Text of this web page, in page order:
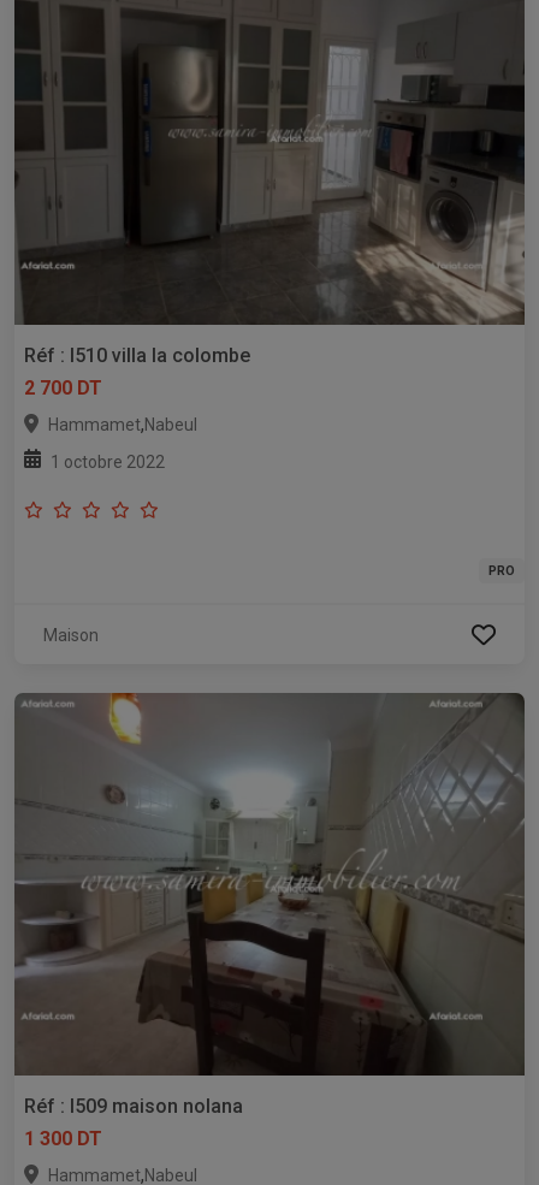
Réf : l510 villa la colombe
2 700 DT
Hammamet,Nabeul
1 octobre 2022
PRO
Maison
Réf : l509 maison nolana
1 300 DT
Hammamet,Nabeul